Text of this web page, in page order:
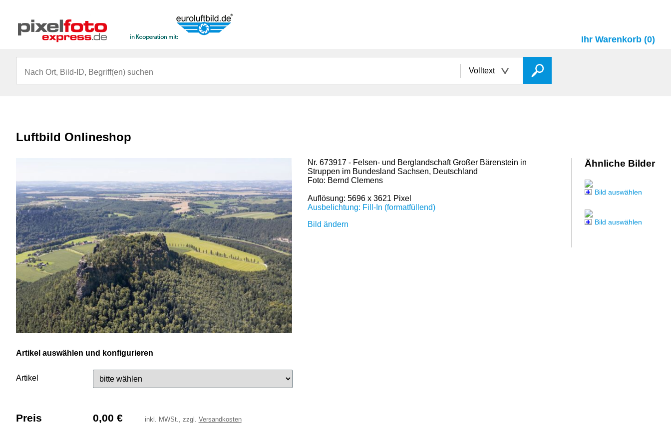
Ihr Warenkorb (0)
Volltext
Luftbild Onlineshop
Nr. 673917 - Felsen- und Berglandschaft Großer Bärenstein in
Struppen im Bundesland Sachsen, Deutschland
Foto: Bernd Clemens
Auflösung: 5696 x 3621 Pixel
Ausbelichtung: Fill-In (formatfüllend)
Bild ändern
Artikel auswählen und konfigurieren
Artikel
Preis 0,00 € inkl. MWSt., zzgl. Versandkosten
Ähnliche Bilder
Bild auswählen
Bild auswählen